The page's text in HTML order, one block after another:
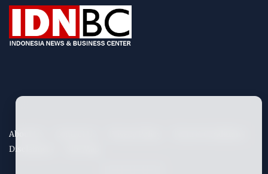
About Us
Disclaimers